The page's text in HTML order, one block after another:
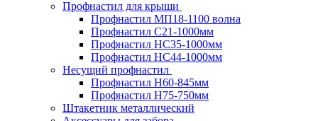
Профнастил для крыши
Профнастил МП18-1100 волна
Профнастил С21-1000мм
Профнастил HC35-1000мм
Профнастил НС44-1000мм
Несущий профнастил
Профнастил Н60-845мм
Профнастил H75-750мм
Штакетник металлический